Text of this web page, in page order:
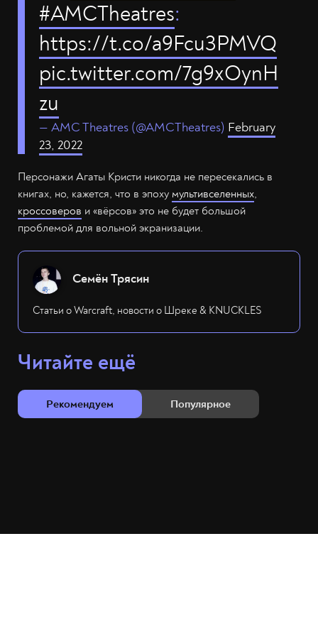
#AMCTheatres:
https://t.co/a9Fcu3PMVQ
pic.twitter.com/7g9xOynH
zu
— AMC Theatres (@AMCTheatres) February
23, 2022
Персонажи Агаты Кристи никогда не пересекались в
книгах, но, кажется, что в эпоху мультивселенных,
кроссоверов и «вёрсов» это не будет большой
проблемой для вольной экранизации.
Семён Трясин
Статьи о Warcraft, новости о Шреке & KNUCKLES
Читайте ещё
Рекомендуем Популярное